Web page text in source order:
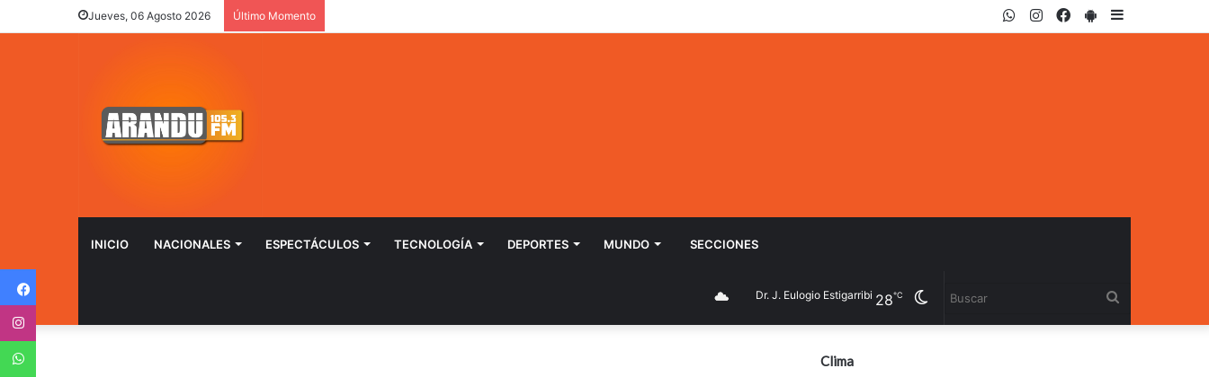
Jueves, 06 Agosto 2026 Último Momento PlayStore
Facebook
Instagram
WhatsApp
INICIO NACIONALES ESPECTÁCULOS TECNOLOGÍ­A DEPORTES MUNDO SECCIONES
Cambiar
Dr. J. Eulogio Estigarribia 28℃
Clima